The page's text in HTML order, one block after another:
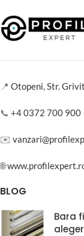
📍 Otopeni, Str.
📞 +4 0372 700 900
✉️
🌐
BLOG
Bara